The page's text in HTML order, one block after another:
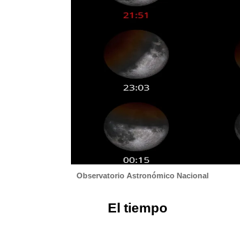
Observatorio Astronómico Nacional
El tiempo